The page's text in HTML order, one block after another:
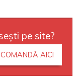
pe site?
COMANDĂ AICI